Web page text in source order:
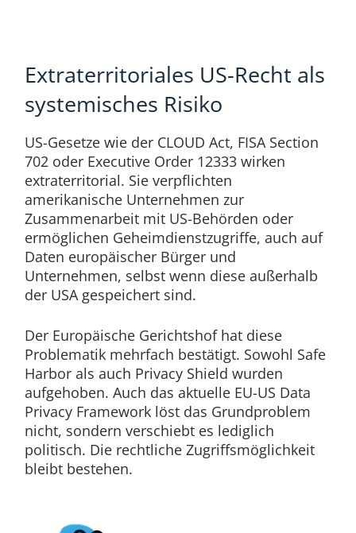
Extraterritoriales US-Recht als
systemisches Risiko
US-Gesetze wie der CLOUD Act, FISA Section
702 oder Executive Order 12333 wirken
extraterritorial. Sie verpflichten
amerikanische Unternehmen zur
Zusammenarbeit mit US-Behörden oder
ermöglichen Geheimdienstzugriffe, auch auf
Daten europäischer Bürger und
Unternehmen, selbst wenn diese außerhalb
der USA gespeichert sind.
Der Europäische Gerichtshof hat diese
Problematik mehrfach bestätigt. Sowohl Safe
Harbor als auch Privacy Shield wurden
aufgehoben. Auch das aktuelle EU-US Data
Privacy Framework löst das Grundproblem
nicht, sondern verschiebt es lediglich
politisch. Die rechtliche Zugriffsmöglichkeit
bleibt bestehen.